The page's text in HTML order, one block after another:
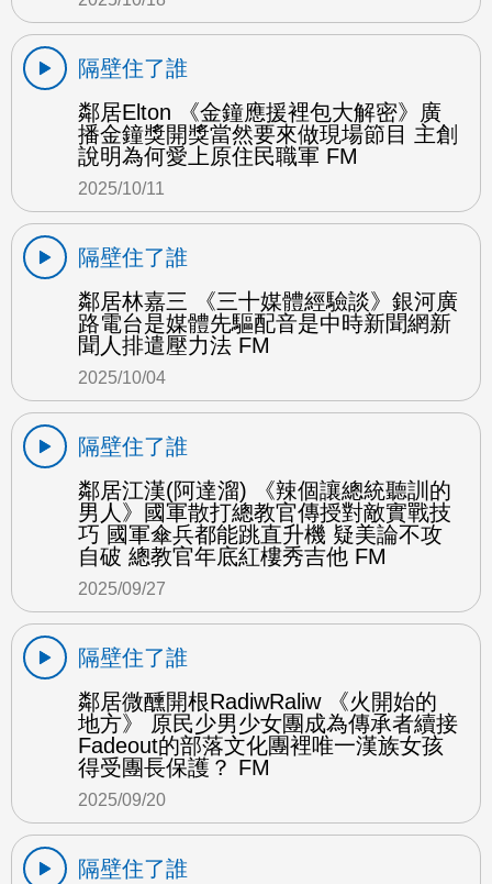
隔壁住了誰
鄰居Elton 《金鐘應援裡包大解密》廣
播金鐘獎開獎當然要來做現場節目 主創
說明為何愛上原住民職軍 FM
2025/10/11
隔壁住了誰
鄰居林嘉三 《三十媒體經驗談》銀河廣
路電台是媒體先驅配音是中時新聞網新
聞人排遣壓力法 FM
2025/10/04
隔壁住了誰
鄰居江漢(阿達溜) 《辣個讓總統聽訓的
男人》國軍散打總教官傳授對敵實戰技
巧 國軍傘兵都能跳直升機 疑美論不攻
自破 總教官年底紅樓秀吉他 FM
2025/09/27
隔壁住了誰
鄰居微醺開根RadiwRaliw 《火開始的
地方》 原民少男少女團成為傳承者續接
Fadeout的部落文化團裡唯一漢族女孩
得受團長保護？ FM
2025/09/20
隔壁住了誰